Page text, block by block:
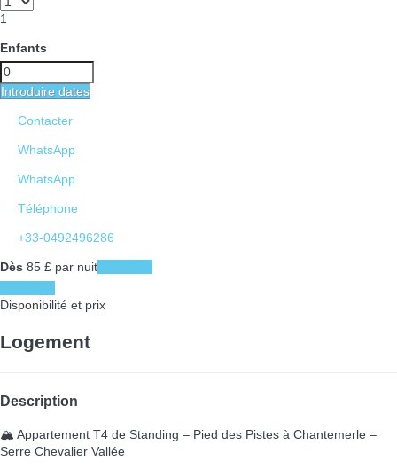
1
Enfants
Introduire dates
Contacter
WhatsApp
WhatsApp
Téléphone
+33-0492496286
Dès 85 £ par nuit
Disponibilité et prix
Logement
Description
🏔️ Appartement T4 de Standing – Pied des Pistes à Chantemerle –
Serre Chevalier Vallée